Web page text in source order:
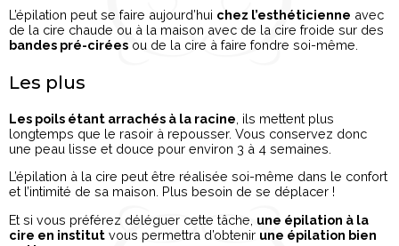
L’épilation peut se faire aujourd’hui chez l’esthéticienne avec
de la cire chaude ou à la maison avec de la cire froide sur des
bandes pré-cirées ou de la cire à faire fondre soi-même.
Les plus
Les poils étant arrachés à la racine , ils mettent plus
longtemps que le rasoir à repousser. Vous conservez donc
une peau lisse et douce pour environ 3 à 4 semaines.
L’épilation à la cire peut être réalisée soi-même dans le confort
et l’intimité de sa maison. Plus besoin de se déplacer !
Et si vous préférez déléguer cette tâche, une épilation à la
cire en institut vous permettra d’obtenir une épilation bien